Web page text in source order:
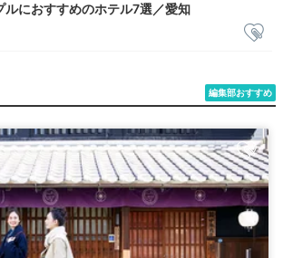
ルにおすすめのホテル7選／愛知
編集部おすすめ